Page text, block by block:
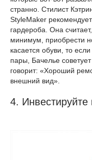
странно. Стилист
StyleMaker
гардероба. Она
минимум, приобрести
касается обуви, то
пары, Бачелье
говорит: «Хороший
внешний вид».
4. Инвестируйте